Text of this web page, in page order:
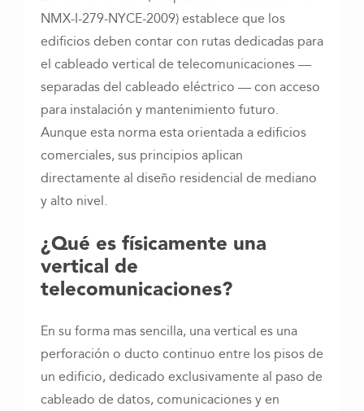
NMX-I-279-NYCE-2009) establece que los
edificios deben contar con rutas dedicadas para
el cableado vertical de telecomunicaciones —
separadas del cableado eléctrico — con acceso
para instalación y mantenimiento futuro.
Aunque esta norma esta orientada a edificios
comerciales, sus principios aplican
directamente al diseño residencial de mediano
y alto nivel.
¿Qué es físicamente una
vertical de
telecomunicaciones?
En su forma mas sencilla, una vertical es una
perforación o ducto continuo entre los pisos de
un edificio, dedicado exclusivamente al paso de
cableado de datos, comunicaciones y en